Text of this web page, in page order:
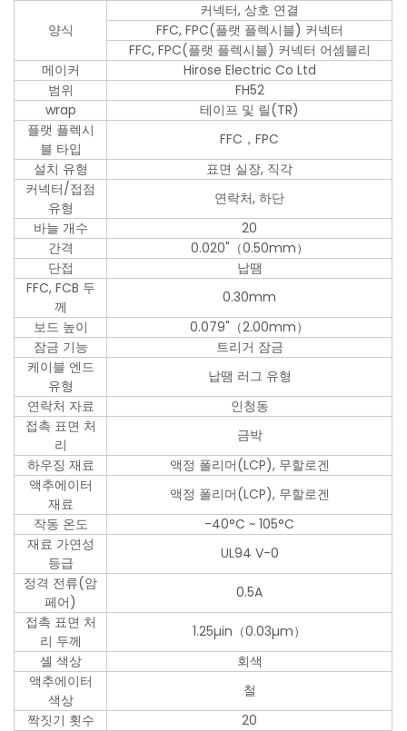
양식
커넥터, 상호 연결
FFC, FPC(플랫 플렉시블) 커넥터
FFC, FPC(플랫 플렉시블) 커넥터 어셈블리
메이커
Hirose Electric Co Ltd
범위
FH52
wrap
테이프 및 릴(TR)
플랫 플렉시
블 타입
FFC，FPC
설치 유형
표면 실장, 직각
커넥터/접점
유형
연락처, 하단
바늘 개수
20
간격
0.020"（0.50mm）
단접
납땜
FFC, FCB 두
께
0.30mm
보드 높이
0.079"（2.00mm）
잠금 기능
트리거 잠금
케이블 엔드
유형
납땜 러그 유형
연락처 자료
인청동
접촉 표면 처
리
금박
하우징 재료
액정 폴리머(LCP), 무할로겐
액추에이터
재료
액정 폴리머(LCP), 무할로겐
작동 온도
-40°C ~ 105°C
재료 가연성
등급
UL94 V-0
정격 전류(암
페어)
0.5A
접촉 표면 처
리 두께
1.25µin（0.03µm）
셸 색상
회색
액추에이터
색상
철
짝짓기 횟수
20